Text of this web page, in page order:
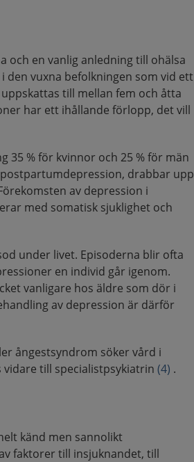
och en vanlig anledning till ohälsa
vuxna befolkningen som vid ett
till mellan fem och åtta
har ett ihållande förlopp, det vill
35 % för kvinnor och 25 % för män
drabbar upp
av depression i
med somatisk sjuklighet och
under livet. Episoderna blir ofta
en individ går igenom.
vanligare hos äldre som dör i
av depression är därför
ångestsyndrom söker vård i
vidare till specialistpsykiatrin(4) .
känd men sannolikt
faktorer till insjuknandet, till